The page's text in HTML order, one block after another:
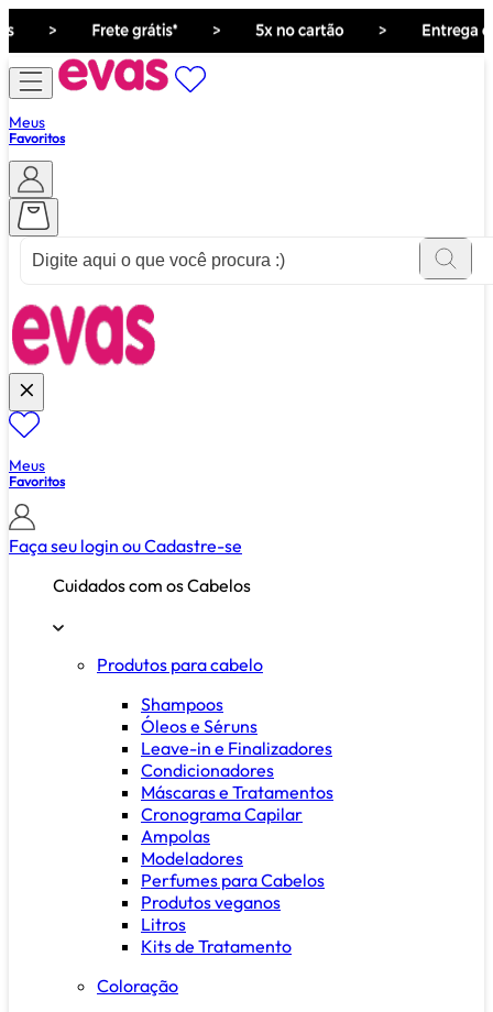
Meus
Favoritos
Meus
Favoritos
Faça seu login ouCadastre-se
Cuidados com os Cabelos
Produtos para cabelo
Shampoos
Óleos e Séruns
Leave-in e Finalizadores
Condicionadores
Máscaras e Tratamentos
Cronograma Capilar
Ampolas
Modeladores
Perfumes para Cabelos
Produtos veganos
Litros
Kits de Tratamento
Coloração